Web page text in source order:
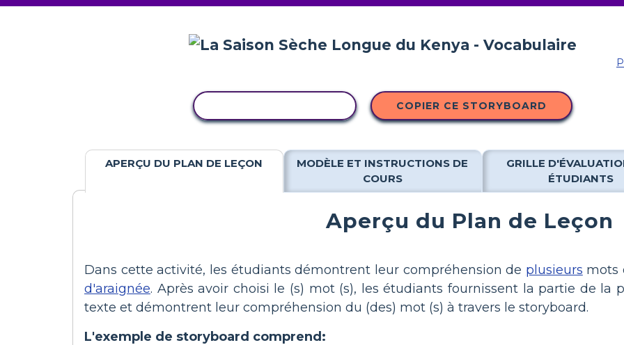
COPIER CE STORYBOARD
APERÇU DU PLAN DE LEÇON
MODÈLE ET INSTRUCTIONS DE
COURS
GRILLE
ÉTUDIANTS
Aperçu du Plan de Leçon
Dans cette activité, les étudiants démontrent leur compréhension de plusieurs mots
d'araignée. Après avoir choisi le (s) mot (s), les étudiants fournissent la partie de la
texte et démontrent leur compréhension du (des) mot (s) à travers le storyboard.
L'exemple de storyboard comprend: